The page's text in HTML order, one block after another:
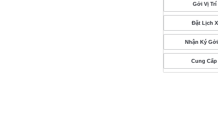
Gởi Vị Trí
Đặt Lịch
Nhận Ký
Cung